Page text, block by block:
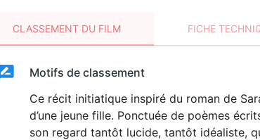
CLASSEMENT DU FILM FICHE
ClassementClassement
DÉCONSEILLÉ
AUX JEUNES
ENFANTS
Motifs de classement
Ce récit initiatique inspiré du roman de
d’une jeune fille. Ponctuée de poèmes
son regard tantôt lucide, tantôt idéaliste,